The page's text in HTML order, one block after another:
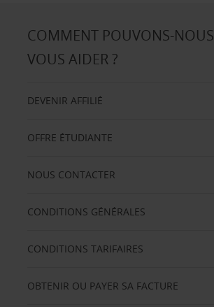
COMMENT POUVONS-NOUS
VOUS AIDER ?
DEVENIR AFFILIÉ
OFFRE ÉTUDIANTE
NOUS CONTACTER
CONDITIONS GÉNÉRALES
CONDITIONS TARIFAIRES
OBTENIR OU PAYER SA FACTURE